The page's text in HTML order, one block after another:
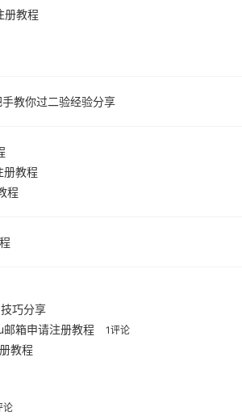
册教程
教你过二验经验分享
册教程
程
巧分享
箱申请注册教程 1评论
教程
论